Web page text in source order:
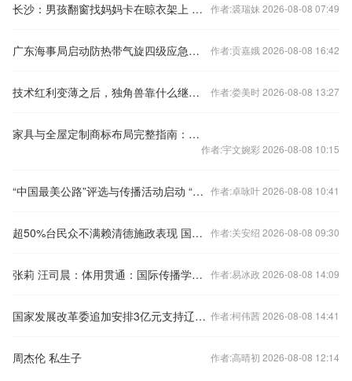
长沙：男孩翻窗找妈妈卡在晾衣架上 好心人高空托举救娃 作者:裘瑞妹 2026-08-08 07:49
广东海事局启动防热带气旋四级应急响应 作者:贡嘉娥 2026-08-08 16:42
技术红利变薄之后，独角兽靠什么继续长大？ 作者:娄美时 2026-08-08 13:27
家具与全屋定制商标布局完整指南：不止20类，成套R标筛选技巧与转让平台对比
作者:宇文婉彩 2026-08-08 10:15
“中国最美公路”评选与传播活动启动 “发现大使”助力发现“最美公路” 作者:卓咏叶 2026-08-08 10:41
超50%台民众不满赖清德施政表现 国台办回应 作者:关安绍 2026-08-08 09:30
张莉 汪司晨：体用贯通：国际传播学自主知识体系的建构逻辑与学科交叉进路 作者:易冰政 2026-08-08 14:09
国家发展改革委追加安排3亿元支持辽宁、吉林进一步做好暴雨洪涝灾害灾后应急恢复 作者:柯伟茜 2026-08-08 14:41
周杰伦 私生子 作者:高晴初 2026-08-08 12:14